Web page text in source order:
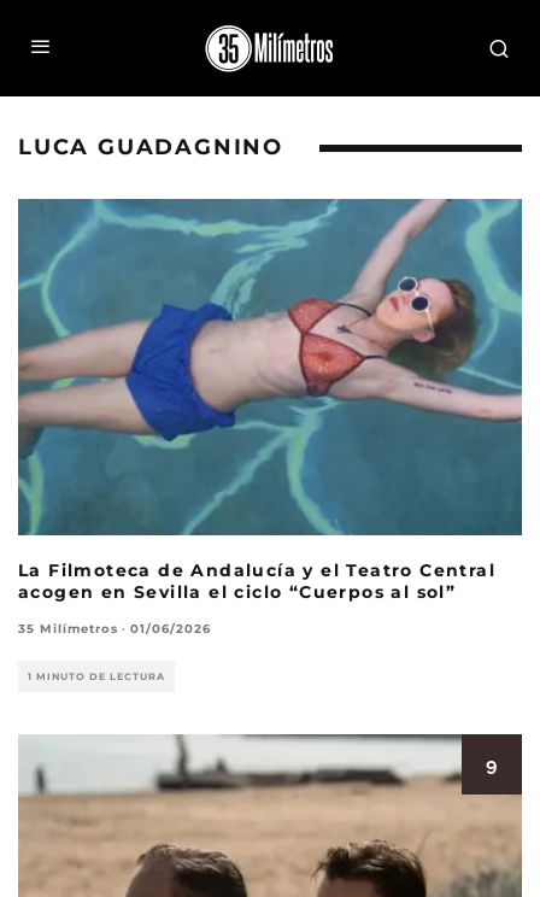
LUCA GUADAGNINO
La Filmoteca de Andalucía y el Teatro Central
acogen en Sevilla el ciclo “Cuerpos al sol”
35 Milímetros · 01/06/2026
1 MINUTO DE LECTURA
9